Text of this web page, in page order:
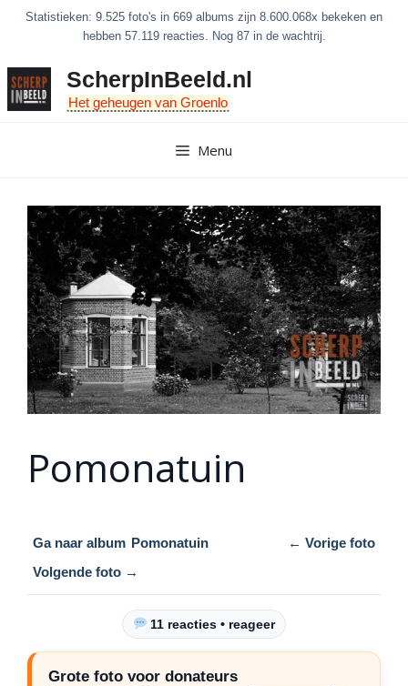
inhoud
Statistieken: 9.525 foto's in 669 albums zijn 8.600.068x bekeken en
hebben 57.119 reacties. Nog 87 in de wachtrij.
ScherpInBeeld.nl
Het geheugen van Groenlo
Menu
Pomonatuin
Ga naar album Pomonatuin
← Vorige foto
Volgende foto →
11 reacties • reageer
Grote foto voor donateurs